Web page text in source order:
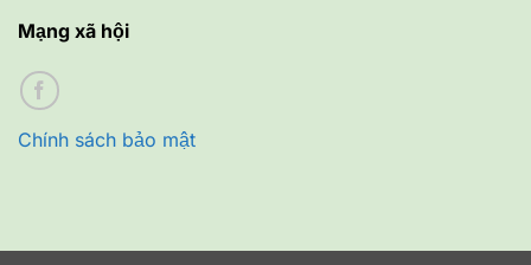
Mạng xã hội
Chính sách bảo mật